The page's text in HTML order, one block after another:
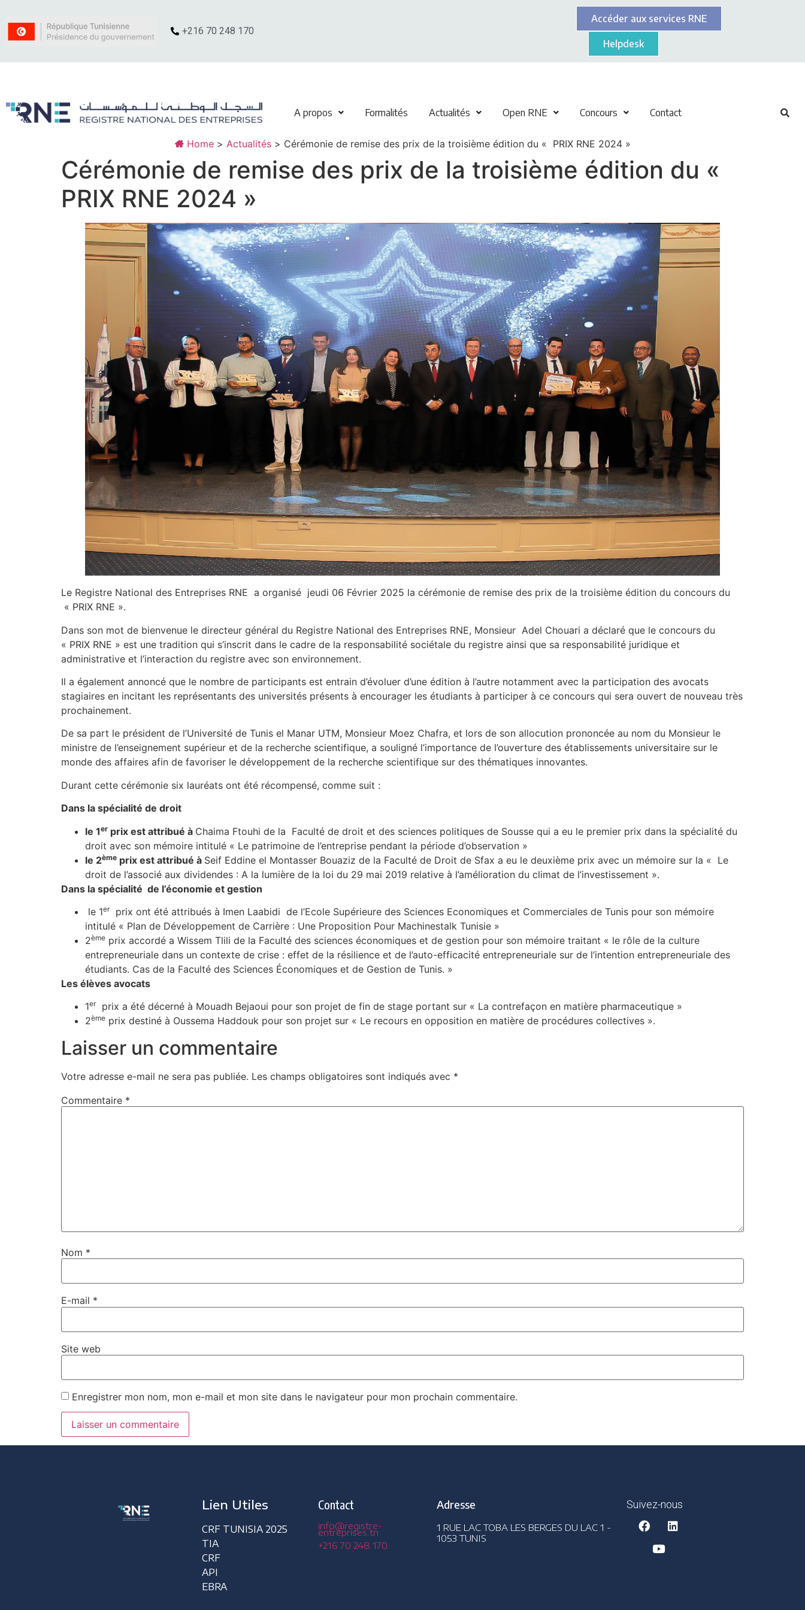
+216 70 248 170
Accéder aux services RNE
Helpdesk
A propos Formalités Actualités Open RNE Concours Contact
Home > Actualités > Cérémonie de remise des prix de la troisième édition du « PRIX RNE 2024 »
Cérémonie de remise des prix de la troisième édition du «
PRIX RNE 2024 »
Le Registre National des Entreprises RNE a organisé jeudi 06 Février 2025 la cérémonie de remise des prix de la troisième édition du concours du
« PRIX RNE ».
Dans son mot de bienvenue le directeur général du Registre National des Entreprises RNE, Monsieur Adel Chouari a déclaré que le concours du
« PRIX RNE » est une tradition qui s’inscrit dans le cadre de la responsabilité sociétale du registre ainsi que sa responsabilité juridique et
administrative et l’interaction du registre avec son environnement.
Il a également annoncé que le nombre de participants est entrain d’évoluer d’une édition à l’autre notamment avec la participation des avocats
stagiaires en incitant les représentants des universités présents à encourager les étudiants à participer à ce concours qui sera ouvert de nouveau très
prochainement.
De sa part le président de l’Université de Tunis el Manar UTM, Monsieur Moez Chafra, et lors de son allocution prononcée au nom du Monsieur le
ministre de l’enseignement supérieur et de la recherche scientifique, a souligné l’importance de l’ouverture des établissements universitaire sur le
monde des affaires afin de favoriser le développement de la recherche scientifique sur des thématiques innovantes.
Durant cette cérémonie six lauréats ont été récompensé, comme suit :
Dans la spécialité de droit
le 1er prix est attribué à Chaima Ftouhi de la Faculté de droit et des sciences politiques de Sousse qui a eu le premier prix dans la spécialité du
droit avec son mémoire intitulé « Le patrimoine de l’entreprise pendant la période d’observation »
le 2ème prix est attribué à Seif Eddine el Montasser Bouaziz de la Faculté de Droit de Sfax a eu le deuxième prix avec un mémoire sur la « Le
droit de l’associé aux dividendes : A la lumière de la loi du 29 mai 2019 relative à l’amélioration du climat de l’investissement ».
Dans la spécialité de l’économie et gestion
le 1erprix ont été attribués à Imen Laabidi de l’Ecole Supérieure des Sciences Economiques et Commerciales de Tunis pour son mémoire
intitulé « Plan de Développement de Carrière : Une Proposition Pour Machinestalk Tunisie »
2ème prix accordé a Wissem Tlili de la Faculté des sciences économiques et de gestion pour son mémoire traitant « le rôle de la culture
entrepreneuriale dans un contexte de crise : effet de la résilience et de l’auto-efficacité entrepreneuriale sur de l’intention entrepreneuriale des
étudiants. Cas de la Faculté des Sciences Économiques et de Gestion de Tunis. »
Les élèves avocats
1erprix a été décerné à Mouadh Bejaoui pour son projet de fin de stage portant sur « La contrefaçon en matière pharmaceutique »
2ème prix destiné à Oussema Haddouk pour son projet sur « Le recours en opposition en matière de procédures collectives ».
Laisser un commentaire
Votre adresse e-mail ne sera pas publiée. Les champs obligatoires sont indiqués avec *
Commentaire *
Nom *
E-mail *
Site web
Enregistrer mon nom, mon e-mail et mon site dans le navigateur pour mon prochain commentaire.
Lien Utiles
CRF TUNISIA 2025
TIA
CRF
API
EBRA
Contact
info@registre-
entreprises.tn
+216 70 248 170
Adresse
1 RUE LAC TOBA LES BERGES DU LAC 1 -
1053 TUNIS
Suivez-nous